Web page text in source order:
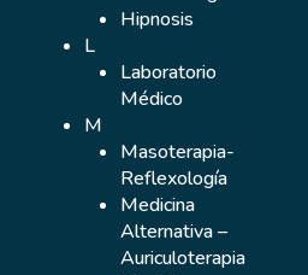
Hipnosis
L
Laboratorio
Médico
M
Masoterapia-
Reflexología
Medicina
Alternativa –
Auriculoterapia